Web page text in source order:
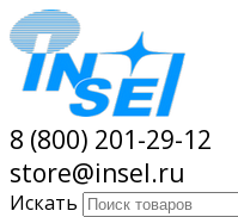
8 (800) 201-29-12
store@insel.ru
Искать